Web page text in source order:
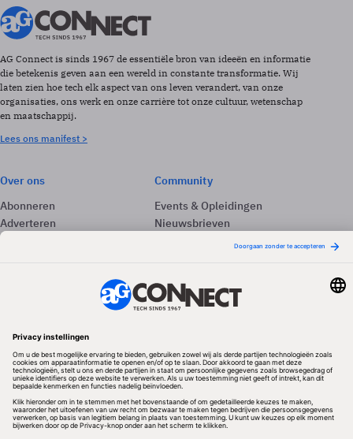
AG Connect is sinds 1967 de essentiële bron van ideeën en informatie
die betekenis geven aan een wereld in constante transformatie. Wij
laten zien hoe tech elk aspect van ons leven verandert, van onze
organisaties, ons werk en onze carrière tot onze cultuur, wetenschap
en maatschappij.
Lees ons manifest >
Over ons
Abonneren
Adverteren
Community
Events & Opleidingen
Nieuwsbrieven
Redactionele partner